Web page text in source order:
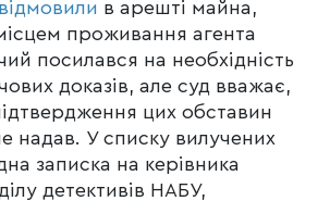
відмовили в арешті майна,
проживання агента
посилався на необхідність
доказів, але суд вважає,
цих обставин
надав. У списку вилучених
записка на керівника
детективів НАБУ,